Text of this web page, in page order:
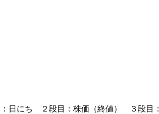
：日にち ２段目：株価（終値） ３段目：